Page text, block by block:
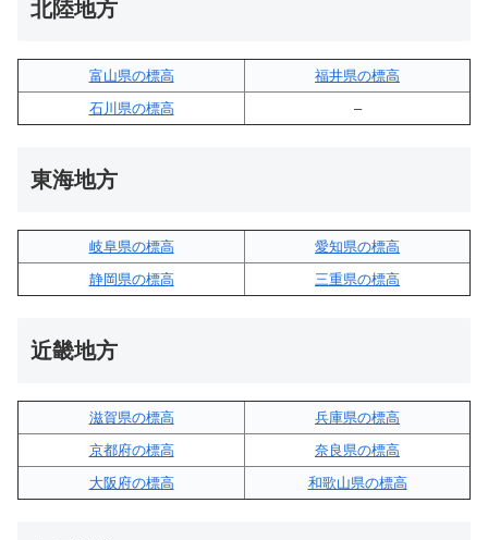
北陸地方
富山県の標高
福井県の標高
石川県の標高
–
東海地方
岐阜県の標高
愛知県の標高
静岡県の標高
三重県の標高
近畿地方
滋賀県の標高
兵庫県の標高
京都府の標高
奈良県の標高
大阪府の標高
和歌山県の標高